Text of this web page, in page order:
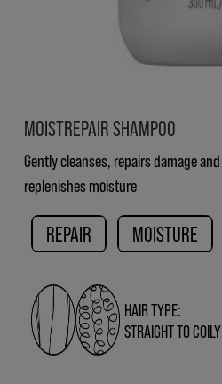
MOISTREPAIR SHAMPOO
Gently cleanses, repairs damage and
replenishes moisture
REPAIR MOISTURE
HAIR TYPE:
STRAIGHT TO COILY